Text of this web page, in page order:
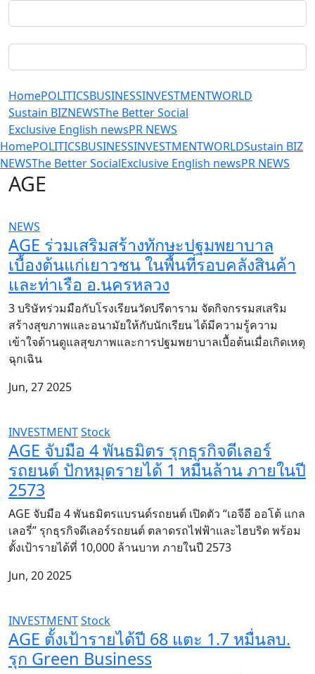
HomePOLITICSBUSINESSINVESTMENTWORLD
Sustain BIZNEWSThe Better Social
Exclusive English newsPR NEWS
HomePOLITICSBUSINESSINVESTMENTWORLDSustain BIZ
NEWSThe Better SocialExclusive English newsPR NEWS
AGE
NEWS
AGE ร่วมเสริมสร้างทักษะปฐมพยาบาล
เบื้องต้นแก่เยาวชน ในพื้นที่รอบคลังสินค้า
และท่าเรือ อ.นครหลวง
3 บริษัทร่วมมือกับโรงเรียนวัดปรีดาราม จัดกิจกรรมสเสริม
สร้างสุขภาพและอนามัยให้กับนักเรียน ได้มีความรู้ความ
เข้าใจด้านดูแลสุขภาพและการปฐมพยาบาลเบื้อต้นเมื่อเกิดเหตุ
ฉุกเฉิน
Jun, 27 2025
INVESTMENTStock
AGE จับมือ 4 พันธมิตร รุกธุรกิจดีเลอร์
รถยนต์ ปักหมุดรายได้ 1 หมื่นล้าน ภายในปี
2573
AGE จับมือ 4 พันธมิตรแบรนด์รถยนต์ เปิดตัว “เอจีอี ออโต้ แกล
เลอรี่” รุกธุรกิจดีเลอร์รถยนต์ ตลาดรถไฟฟ้าและไฮบริด พร้อม
ตั้งเป้ารายได้ที่ 10,000 ล้านบาท ภายในปี 2573
Jun, 20 2025
INVESTMENTStock
AGE ตั้งเป้ารายได้ปี 68 แตะ 1.7 หมื่นลบ.
รุก Green Business